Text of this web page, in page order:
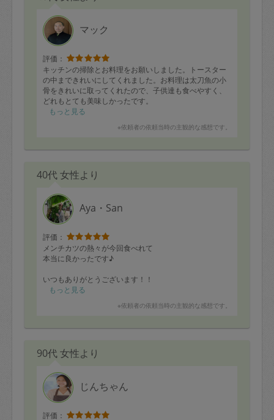
マック
評価：
キッチンの掃除とお料理をお願いしました。トースター
の中まできれいにしてくれました。お料理は太刀魚の小
骨をきれいに取ってくれたので、子供達も食べやすく、
どれもとても美味しかったです。
もっと見る
※依頼者の依頼当時の主観的な感想です。
40代 女性より
Aya・San
評価：
メンチカツの熱々が今回食べれて
本当に良かったです♪
いつもありがとうございます！！
もっと見る
※依頼者の依頼当時の主観的な感想です。
90代 女性より
じんちゃん
評価：